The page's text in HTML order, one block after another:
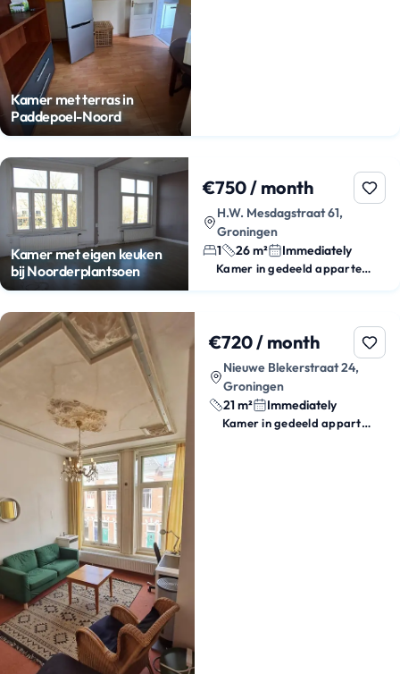
Kamer met terras in
Paddepoel-Noord
Kamer met eigen keuken
bij Noorderplantsoen
€750 / month
H.W. Mesdagstraat 61,
Groningen
1
26 m² Immediately
Kamer in gedeeld appartement
€720 / month
Nieuwe Blekerstraat 24,
Groningen
21 m²
Immediately
Kamer in gedeeld appartement